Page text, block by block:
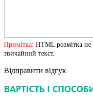
Примітка: HTML розмітка не
звичайний текст.
Відправити відгук
ВАРТІСТЬ І